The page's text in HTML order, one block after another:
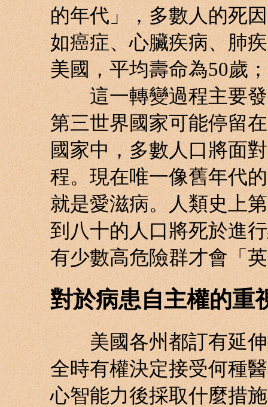
的年代」，多數人的死
如癌症、心臟疾病、肺
美國，平均壽命為50歲
這一轉變過程主要發
第三世界國家可能停留
國家中，多數人口將面
程。現在唯一像舊年代
就是愛滋病。人類史上
到八十的人口將死於進
有少數高危險群才會「
對於病患自主權的重
美國各州都訂有延伸
全時有權決定接受何種
心智能力後採取什麼措